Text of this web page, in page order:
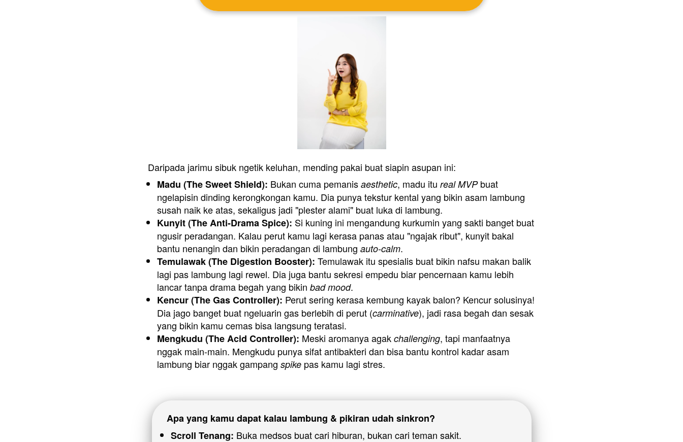
Daripada jarimu sibuk ngetik keluhan, mending pakai buat siapin asupan ini:
Madu (The Sweet Shield): Bukan cuma pemanis aesthetic, madu itu real MVP buat
ngelapisin dinding kerongkongan kamu. Dia punya tekstur kental yang bikin asam lambung
susah naik ke atas, sekaligus jadi "plester alami" buat luka di lambung.
Kunyit (The Anti-Drama Spice): Si kuning ini mengandung kurkumin yang sakti banget buat
ngusir peradangan. Kalau perut kamu lagi kerasa panas atau "ngajak ribut", kunyit bakal
bantu nenangin dan bikin peradangan di lambung auto-calm.
Temulawak (The Digestion Booster): Temulawak itu spesialis buat bikin nafsu makan balik
lagi pas lambung lagi rewel. Dia juga bantu sekresi empedu biar pencernaan kamu lebih
lancar tanpa drama begah yang bikin bad mood.
Kencur (The Gas Controller): Perut sering kerasa kembung kayak balon? Kencur solusinya!
Dia jago banget buat ngeluarin gas berlebih di perut (carminative), jadi rasa begah dan sesak
yang bikin kamu cemas bisa langsung teratasi.
Mengkudu (The Acid Controller): Meski aromanya agak challenging, tapi manfaatnya
nggak main-main. Mengkudu punya sifat antibakteri dan bisa bantu kontrol kadar asam
lambung biar nggak gampang spike pas kamu lagi stres.
Apa yang kamu dapat kalau lambung & pikiran udah sinkron?
Scroll Tenang: Buka medsos buat cari hiburan, bukan cari teman sakit.